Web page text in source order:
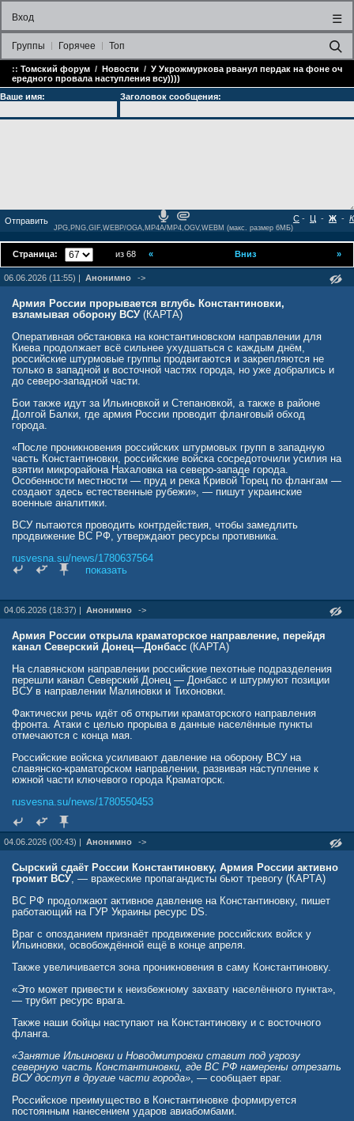
Вход ☰
Группы Горячее Топ
:: Томский форум / Новости / У Укрожмуркова рванул пердак на фоне оч
ередного провала наступления всу))))
Ваше имя:
Заголовок сообщения:
- Ц - Ж - К
С
JPG,PNG,GIF,WEBP/OGA,MP4A/MP4,OGV,WEBM (макс. размер 6МБ)
Страница: из 68 »
« Вниз
06.06.2026 (11:55) | Анонимно ->
Армия России прорывается вглубь Константиновки,
взламывая оборону ВСУ (КАРТА)
Оперативная обстановка на константиновском направлении для
Киева продолжает всё сильнее ухудшаться с каждым днём,
российские штурмовые группы продвигаются и закрепляются не
только в западной и восточной частях города, но уже добрались и
до северо-западной части.
Бои также идут за Ильиновкой и Степановкой, а также в районе
Долгой Балки, где армия России проводит фланговый обход
города.
«После проникновения российских штурмовых групп в западную
часть Константиновки, российские войска сосредоточили усилия на
взятии микрорайона Нахаловка на северо-западе города.
Особенности местности — пруд и река Кривой Торец по флангам —
создают здесь естественные рубежи», — пишут украинские
военные аналитики.
ВСУ пытаются проводить контрдействия, чтобы замедлить
продвижение ВС РФ, утверждают ресурсы противника.
rusvesna.su/news/1780637564
показать
04.06.2026 (18:37) | Анонимно ->
Армия России открыла краматорское направление, перейдя
канал Северский Донец—Донбасс (КАРТА)
На славянском направлении российские пехотные подразделения
перешли канал Северский Донец — Донбасс и штурмуют позиции
ВСУ в направлении Малиновки и Тихоновки.
Фактически речь идёт об открытии краматорского направления
фронта. Атаки с целью прорыва в данные населённые пункты
отмечаются с конца мая.
Российские войска усиливают давление на оборону ВСУ на
славянско-краматорском направлении, развивая наступление к
южной части ключевого города Краматорск.
rusvesna.su/news/1780550453
04.06.2026 (00:43) | Анонимно ->
Сырский сдаёт России Константиновку, Армия России активно
громит ВСУ, — вражеские пропагандисты бьют тревогу (КАРТА)
ВС РФ продолжают активное давление на Константиновку, пишет
работающий на ГУР Украины ресурс DS.
Враг с опозданием признаёт продвижение российских войск у
Ильиновки, освобождённой ещё в конце апреля.
Также увеличивается зона проникновения в саму Константиновку.
«Это может привести к неизбежному захвату населённого пункта»,
— трубит ресурс врага.
Также наши бойцы наступают на Константиновку и с восточного
фланга.
«Занятие Ильиновки и Новодмитровки ставит под угрозу
северную часть Константиновки, где ВС РФ намерены отрезать
ВСУ доступ в другие части города», — сообщает враг.
Российское преимущество в Константиновке формируется
постоянным нанесением ударов авиабомбами.